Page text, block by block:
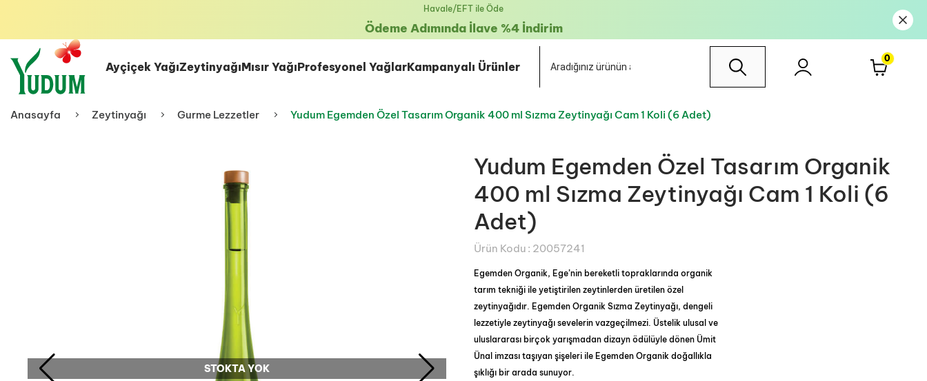
Havale/EFT ile Öde
Ödeme Adımında İlave %4 İndirim
Ayçiçek YağıZeytinyağıMısır YağıProfesyonel YağlarKampanyalı Ürünler
0
Anasayfa Zeytinyağı Gurme Lezzetler Yudum Egemden Özel Tasarım Organik 400 ml Sızma Zeytinyağı Cam 1 Koli (6 Adet)
STOKTA YOK
Yudum Egemden Özel Tasarım Organik
400 ml Sızma Zeytinyağı Cam 1 Koli (6
Adet)
Ürün Kodu : 20057241
Egemden Organik, Ege’nin bereketli topraklarında organik
tarım tekniği ile yetiştirilen zeytinlerden üretilen özel
zeytinyağıdır. Egemden Organik Sızma Zeytinyağı, dengeli
lezzetiyle zeytinyağı sevelerin vazgeçilmezi. Üstelik ulusal ve
uluslararası birçok yarışmadan dizayn ödülüyle dönen Ümit
Ünal imzası taşıyan şişeleri ile Egemden Organik doğallıkla
şıklığı bir arada sunuyor.